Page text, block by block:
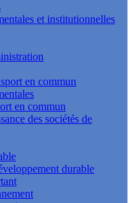
et institutionnelles
en commun
en commun
des sociétés de
durable